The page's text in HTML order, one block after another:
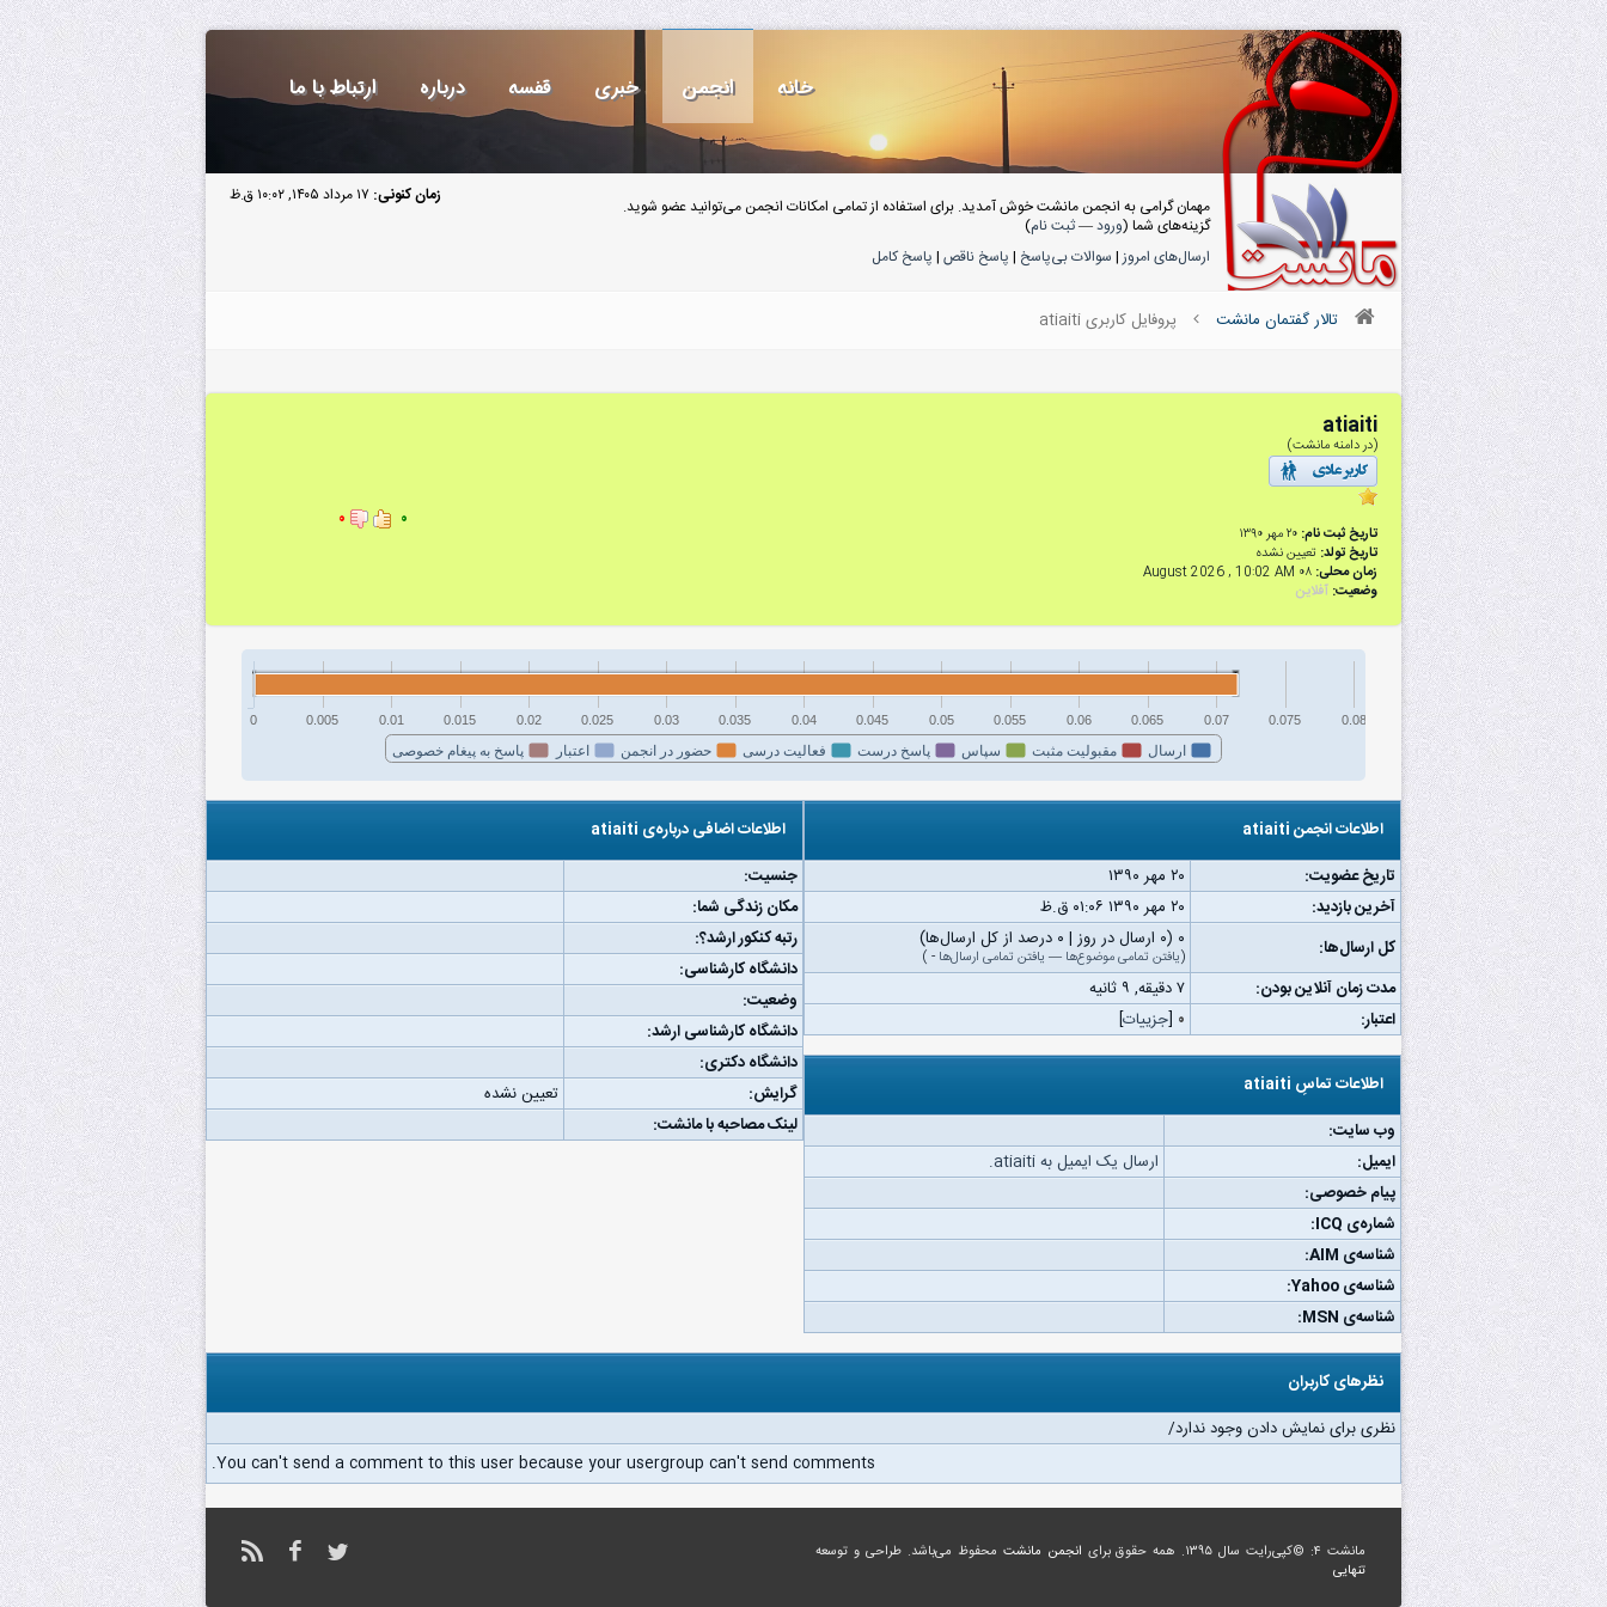
خانه انجمن خبری قفسه درباره ارتباط با ما
زمان کنونی: ۱۷ مرداد ۱۴۰۵, ۱۰:۰۲ ق.ظ
مهمان گرامی به انجمن مانشت خوش آمدید. برای استفاده از تمامی امکانات انجمن می‌توانید عضو شوید.
گزینه‌های شما (ورود—ثبت نام)
ارسال‌های امروز| سوالات بی‌پاسخ | پاسخ ناقص | پاسخ کامل
تالار گفتمان مانشت پروفایل کاربری atiaiti
atiaiti
(در دامنه مانشت)
تاریخ ثبت نام: ۲۰ مهر ۱۳۹۰
تاریخ تولد: تعیین نشده
زمان محلی: ۰۸ August 2026 , 10:02 AM
وضعیت: آفلاین
۰ ۰
ارسال مقبولیت مثبت سپاس پاسخ درست فعالیت درسی حضور در انجمن اعتبار پاسخ به پیغام خصوصی
0 0.005 0.01 0.015 0.02 0.025 0.03 0.035 0.04 0.045 0.05 0.055 0.06 0.065 0.07 0.075 0.08
اطلاعات انجمن atiaiti
تاریخ عضویت:
۲۰ مهر ۱۳۹۰
آخرین بازدید:
۲۰ مهر ۱۳۹۰ ۰۱:۰۶ ق.ظ
کل ارسال‌ها:
۰ (۰ ارسال در روز | ۰ درصد از کل ارسال‌ها)
(یافتن تمامی موضوع‌ها — یافتن تمامی ارسال‌ها -
)
مدت زمان آنلاین بودن:
۷ دقیقه, ۹ ثانیه
اعتبار:
۰ [جزییات]
اطلاعات تماسِ atiaiti
وب‌ سایت:
ایمیل:
ارسال یک ایمیل به atiaiti.
پیام خصوصی:
شماره‌ی ICQ:
شناسه‌ی AIM:
شناسه‌ی Yahoo:
شناسه‌ی MSN:
اطلاعات اضافی درباره‌ی atiaiti
جنسیت:
مکان زندگی شما:
رتبه کنکور ارشد؟:
دانشگاه کارشناسی:
وضعیت:
دانشگاه کارشناسی ارشد:
دانشگاه دکتری:
گرایش:
تعیین نشده
لینک مصاحبه با مانشت:
نظرهای کاربران
نظری برای نمایش دادن وجود ندارد/
You can't send a comment to this user because your usergroup can't send comments.
مانشت ۴: ©کپی‌رایت سال ۱۳۹۵. همه حقوق برای انجمن مانشت محفوظ می‌باشد. طراحی و توسعه
تنهایی